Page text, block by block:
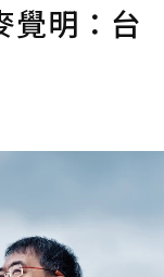
覺明：台